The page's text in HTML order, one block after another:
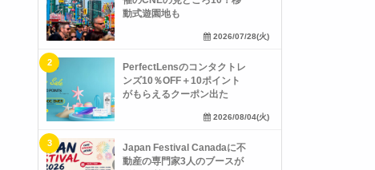
動式遊園地も
2026/07/28(火)
PerfectLensのコンタクトレ
ンズ10％OFF＋10ポイント
がもらえるクーポン出た
2026/08/04(火)
Japan Festival Canadaに不
動産の専門家3人のブースが